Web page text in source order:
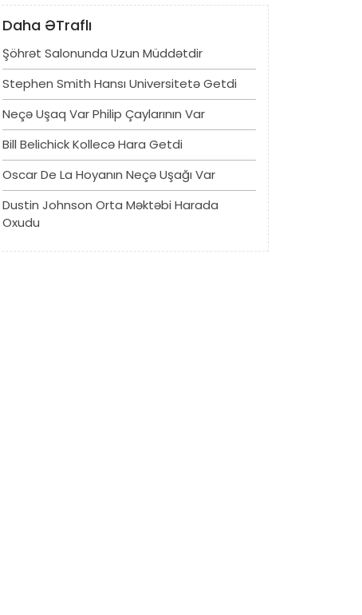
Daha ƏTraflı
Şöhrət Salonunda Uzun Müddətdir
Stephen Smith Hansı Universitetə ​​getdi
Neçə Uşaq Var Philip Çaylarının Var
Bill Belichick Kollecə Hara Getdi
Oscar De La Hoyanın Neçə Uşağı Var
Dustin Johnson Orta Məktəbi Harada
Oxudu